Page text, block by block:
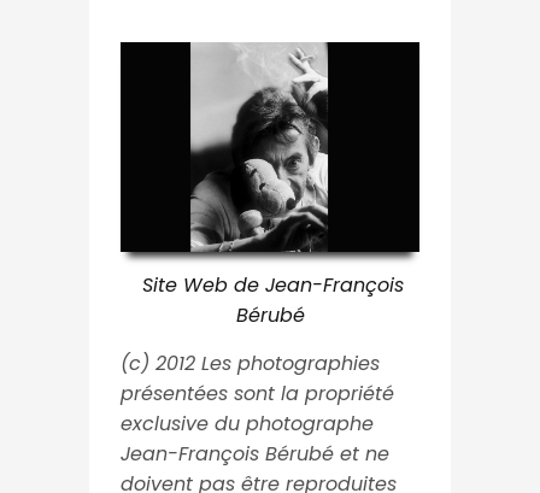
Site Web de Jean-François
Bérubé
(c) 2012 Les photographies
présentées sont la propriété
exclusive du photographe
Jean-François Bérubé et ne
doivent pas être reproduites